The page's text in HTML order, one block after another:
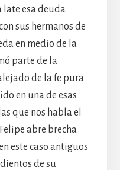
late esa deuda
sus hermanos de
en medio de la
parte de la
de la fe pura
en una de esas
que nos habla el
abre brecha
este caso antiguos
de su